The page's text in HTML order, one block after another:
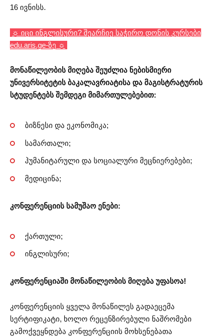
16 ივნისს.
☼ იცი ინგლისური? შეარჩიე საჭირო დონის კურსები
edu.aris.ge-ზე ☼
მონაწილეობის მიღება შეუძლია ნებისმიერი
უნივერსიტეტის ბაკალავრიატისა და მაგისტრატურის
სტუდენტებს შემდეგი მიმართულებებით:
ბიზნესი და ეკონომიკა;
სამართალი;
ჰუმანიტარული და სოციალური მეცნიერებები;
მედიცინა;
კონფერენციის სამუშაო ენები:
ქართული;
ინგლისური;
კონფერენციაში მონაწილეობის მიღება უფასოა!
კონფერენციის ყველა მონაწილეს გადაეცემა
სერტიფიკატი, ხოლო რეცენზირებული ნაშრომები
გამოქვეყნდება კონფერენციის მოხსენებათა